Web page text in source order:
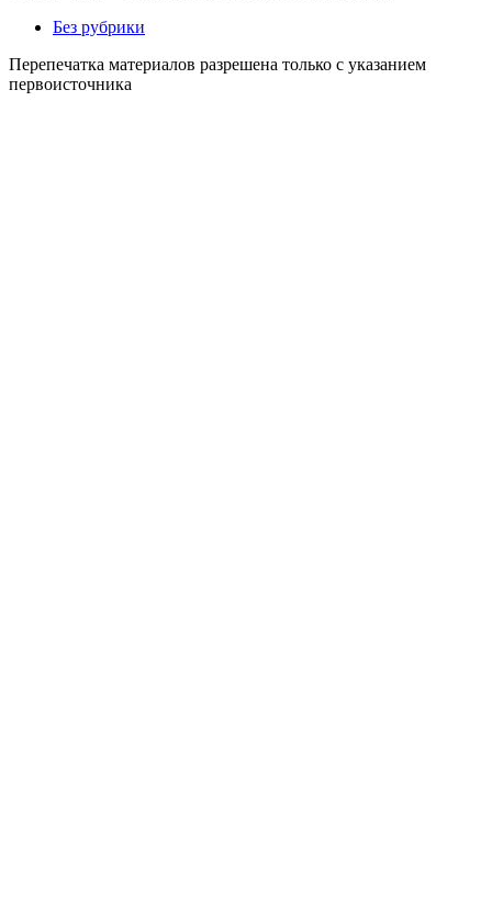
Без рубрики
Перепечатка материалов разрешена только с указанием
первоисточника